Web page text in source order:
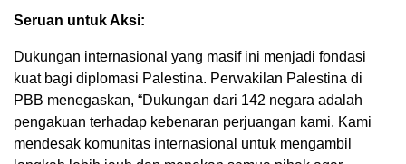
Seruan untuk Aksi:
Dukungan internasional yang masif ini menjadi fondasi
kuat bagi diplomasi Palestina. Perwakilan Palestina di
PBB menegaskan, “Dukungan dari 142 negara adalah
pengakuan terhadap kebenaran perjuangan kami. Kami
mendesak komunitas internasional untuk mengambil